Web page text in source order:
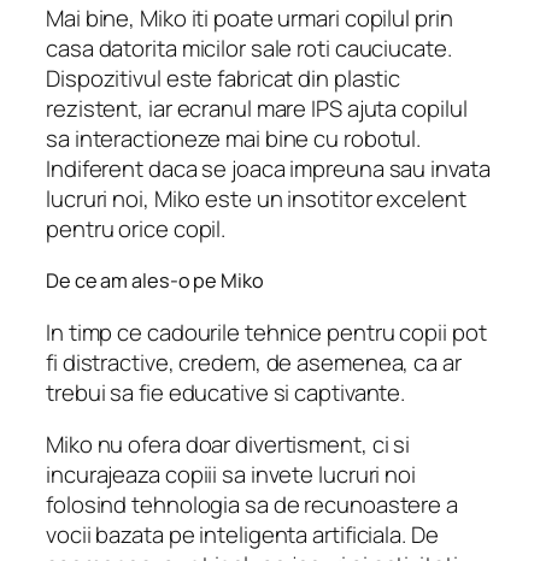
Mai bine, Miko iti poate urmari copilul prin
casa datorita micilor sale roti cauciucate.
Dispozitivul este fabricat din plastic
rezistent, iar ecranul mare IPS ajuta copilul
sa interactioneze mai bine cu robotul.
Indiferent daca se joaca impreuna sau invata
lucruri noi, Miko este un insotitor excelent
pentru orice copil.
De ce am ales-o pe Miko
In timp ce cadourile tehnice pentru copii pot
fi distractive, credem, de asemenea, ca ar
trebui sa fie educative si captivante.
Miko nu ofera doar divertisment, ci si
incurajeaza copiii sa invete lucruri noi
folosind tehnologia sa de recunoastere a
vocii bazata pe inteligenta artificiala. De